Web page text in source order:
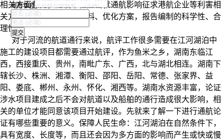
相关方面意见。建设单位应当就通航影响征求港航企业等利害相
关方的意见，以时完善资料、优化方案，报告编制的科学性、合
理性。
对于河流的航道通行来说，航评工作很多需要在江河湖泊中
施工的建设项目都需要通过航评，作为鱼米之乡，湖南东临江
西，西接重庆、贵州，南毗广东、广西，北与湖北相连。湖南下
辖长沙、株洲、湘潭、衡阳、邵阳、岳阳、常德、张家界、益
阳、娄底、郴州、永州、怀化、湘西等。湖南水资源丰富，论证
涉水项目建成之后不会对航道以及船舶的通行造成很大影响，相
关的单位才能同意该项目开始建设。先就来了解一下进行通航论
证有哪些重要的意义。保障人民生命：江河湖泊在自然条件下，
具有宽度、长度等，而且还会因为多方面的影响而产生或快或慢
湖南华咨